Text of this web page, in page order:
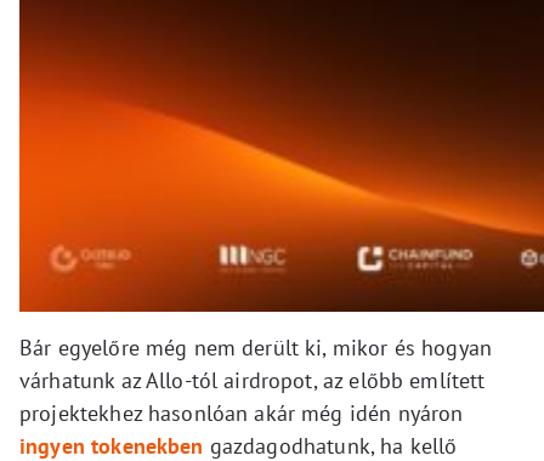
Bár egyelőre még nem derült ki, mikor és hogyan
várhatunk az Allo-tól airdropot, az előbb említett
projektekhez hasonlóan akár még idén nyáron
ingyen tokenekben gazdagodhatunk, ha kellő